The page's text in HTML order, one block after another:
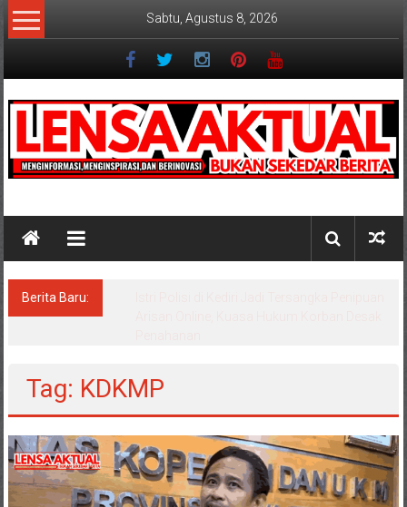
Lompat
ke
Sabtu, Agustus 8, 2026
Berita Baru:
Tag: KDKMP